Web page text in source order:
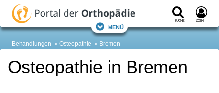
Suche Login
Menü
Behandlungen Osteopathie Bremen
Osteopathie in Bremen